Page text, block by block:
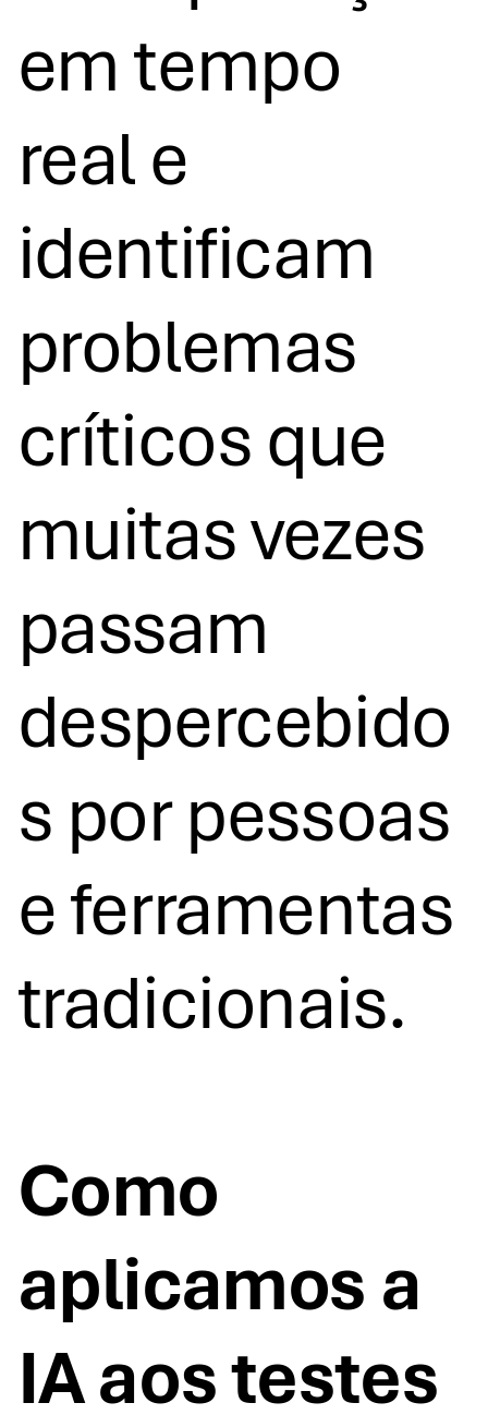
em tempo
real e
identificam
problemas
críticos que
muitas vezes
passam
despercebido
s por pessoas
e ferramentas
tradicionais.
Como
aplicamos a
IA aos testes